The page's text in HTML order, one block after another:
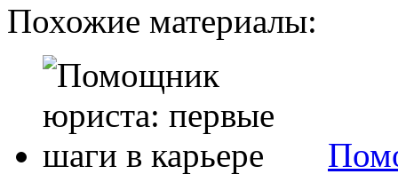
Похожие материалы: